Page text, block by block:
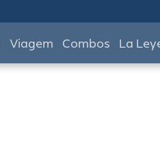
Viagem Combos La